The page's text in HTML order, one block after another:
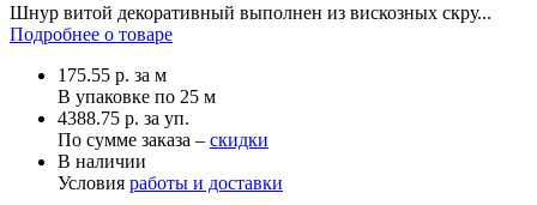
Шнур витой декоративный выполнен из вискозных скру...
Подробнее о товаре
175.55 р. за м
В упаковке по 25 м
4388.75 р. за уп.
По сумме заказа – скидки
В наличии
Условия работы и доставки